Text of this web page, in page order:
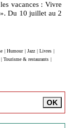
vacances : Vivre
Du 10 juillet au 2
Humour Jazz Livres
Tourisme & restaurants